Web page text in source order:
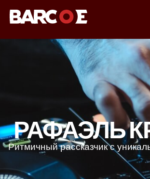
РАФАЭЛЬ
Ритмичный рассказчик с